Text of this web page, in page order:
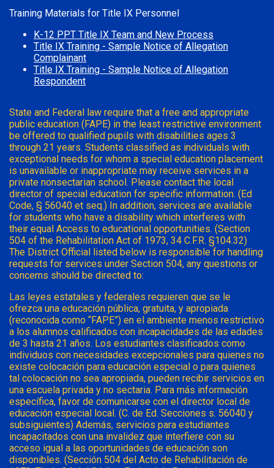
Training Materials for Title IX Personnel
K-12 PPT Title IX Team and New Process
Title IX Training - Sample Notice of Allegation
Complainant
Title IX Training - Sample Notice of Allegation
Respondent
State and Federal law require that a free and appropriate
public education (FAPE) in the least restrictive environment
be offered to qualified pupils with disabilities ages 3
through 21 years. Students classified as individuals with
exceptional needs for whom a special education placement
is unavailable or inappropriate may receive services in a
private nonsectarian school. Please contact the local
director of special education for specific information. (Ed
Code, § 56040 et seq.) In addition, services are available
for students who have a disability which interferes with
their equal Access to educational opportunities. (Section
504 of the Rehabilitation Act of 1973, 34 C.F.R. §104.32)
The District Official listed below is responsible for handling
requests for services under Section 504, any questions or
concerns should be directed to:
Las leyes estatales y federales requieren que se le
ofrezca una educación pública, gratuita, y apropiada
(reconocida como “FAPE”) en el ambiente menos restrictivo
a los alumnos calificados con incapacidades de las edades
de 3 hasta 21 años. Los estudiantes clasificados como
individuos con necesidades excepcionales para quienes no
existe colocación para educación especial o para quienes
tal colocación no sea apropiada, pueden recibir servicios en
una escuela privada y no sectaria. Para más información
específica, favor de comunicarse con el director local de
educación especial local. (C. de Ed. Secciones s. 56040 y
subsiguientes) Además, servicios para estudiantes
incapacitados con una invalidez que interfiere con su
acceso igual a las oportunidades de educación son
disponibles. (Sección 504 del Acto de Rehabilitación de